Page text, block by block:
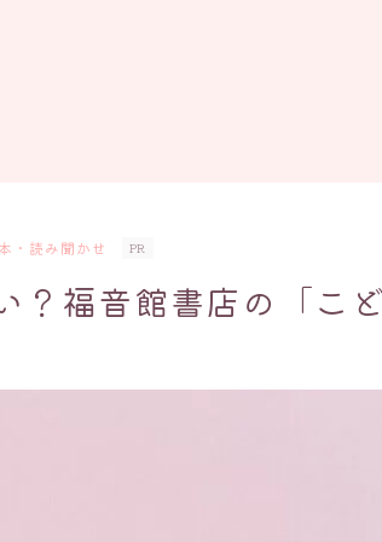
・読み聞かせ PR
？福音館書店の「こ